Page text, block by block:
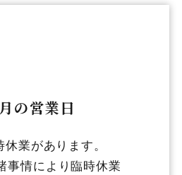
の営業日
業があります。
情により臨時休業